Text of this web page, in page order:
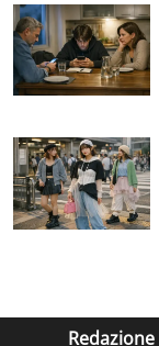
Redazione